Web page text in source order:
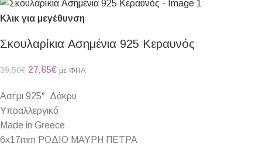
Κλικ για μεγέθυνση
Σκουλαρίκια Ασημένια 925 Κεραυνός
39,50€ 27,65€ με ΦΠΑ
Ασήμι 925° Δάκρυ
Υποαλλεργικό
Made in Greece
6x17mm ΡΟΔΙΟ ΜΑΥΡΗ ΠΕΤΡΑ